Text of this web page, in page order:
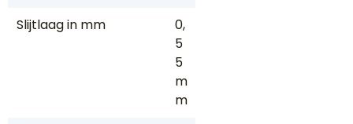
Slijtlaag in mm
0,
5
5
m
m